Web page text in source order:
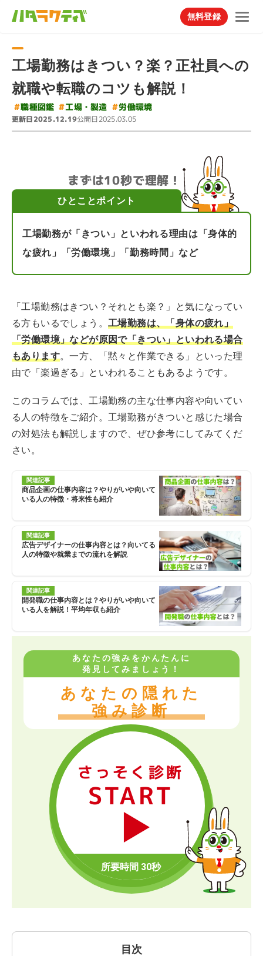
無料登録
工場勤務はきつい？楽？正社員への
就職や転職のコツも解説！
#職種図鑑 #工場・製造 #労働環境
更新日2025.12.19公開日2025.03.05
まずは10秒で理解！
ひとことポイント
工場勤務が「きつい」といわれる理由は「身体的
な疲れ」「労働環境」「勤務時間」など
「工場勤務はきつい？それとも楽？」と気になってい
る方もいるでしょう。 工場勤務は、「身体の疲れ」
「労働環境」などが原因で「きつい」といわれる場合
もあります。一方、「黙々と作業できる」といった理
由で「楽過ぎる」といわれることもあるようです。
このコラムでは、工場勤務の主な仕事内容や向いてい
る人の特徴をご紹介。工場勤務がきついと感じた場合
の対処法も解説しますので、ぜひ参考にしてみてくだ
さい。
関連記事
商品企画の仕事内容は？やりがいや向いて
いる人の特徴・将来性も紹介
関連記事
広告デザイナーの仕事内容とは？向いてる
人の特徴や就業までの流れを解説
関連記事
開発職の仕事内容とは？やりがいや向いて
いる人を解説！平均年収も紹介
あなたの強みをかんたんに
発見してみましょう！
あなたの隠れた
強み診断
さっそく診断
START
目次